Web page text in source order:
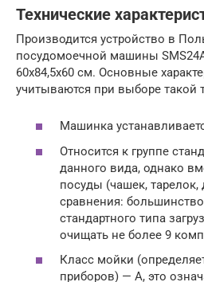
Технические
Производится устройство в
посудомоечной машины
60х84,5х60 см. Основные
учитываются при выборе такой
Машинка
Относится к группе
данного вида, однако
посуды (чашек, тарелок,
сравнения:
стандартного типа
очищать не более 9
Класс мойки
приборов) — А, это